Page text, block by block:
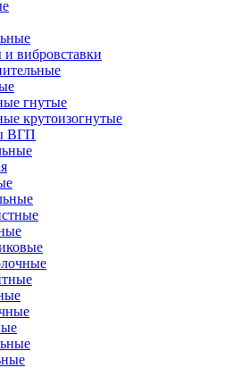
вибровставки
гнутые
крутоизогнутые
ВГП